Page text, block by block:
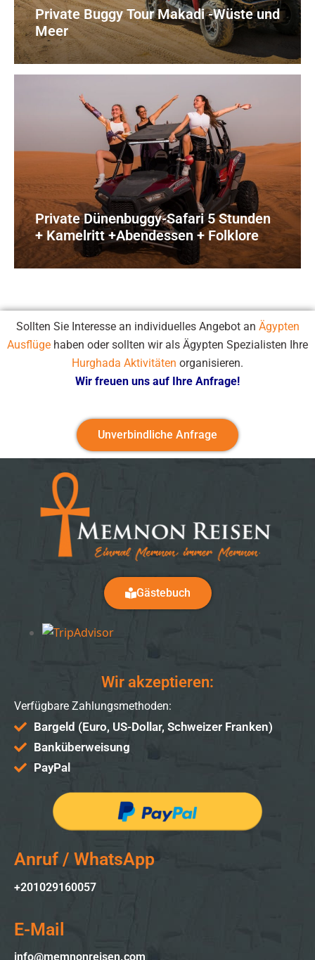
Private Buggy Tour Makadi -Wüste und
Meer
Private Dünenbuggy-Safari 5 Stunden
+ Kamelritt +Abendessen + Folklore
Sollten Sie Interesse an individuelles Angebot an Ägypten
Ausflüge haben oder sollten wir als Ägypten Spezialisten Ihre
Hurghada Aktivitäten organisieren.
Wir freuen uns auf Ihre Anfrage!
Unverbindliche Anfrage
Gästebuch
Wir akzeptieren:
Verfügbare Zahlungsmethoden:
Bargeld (Euro, US-Dollar, Schweizer Franken)
Banküberweisung
PayPal
Anruf / WhatsApp
+201029160057
E-Mail
info@memnonreisen.com